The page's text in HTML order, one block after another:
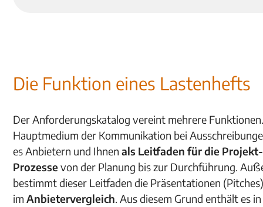
Die Funktion eines Lastenhefts
Der Anforderungskatalog vereint mehrere
Hauptmedium der Kommunikation bei
es Anbietern und Ihnen als Leitfaden für die Projekt-
Prozessevon der Planung bis zur Durchführung.
bestimmt dieser Leitfaden die Präsentationen
im Anbietervergleich. Aus diesem Grund enthält es